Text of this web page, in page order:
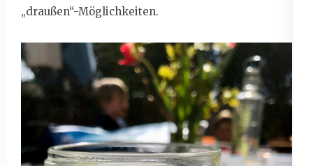
„draußen“-Möglichkeiten.